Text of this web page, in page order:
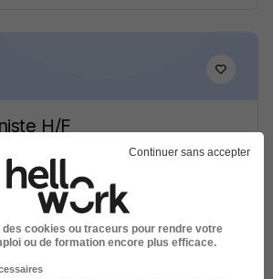
H/F
CDI
il y a 18 jours
Continuer sans accepter
des cookies ou traceurs pour rendre votre
ou de formation encore plus efficace.